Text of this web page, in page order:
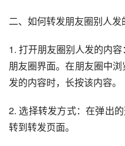
二、如何转发朋友圈别人发
1. 打开朋友圈别人发的内
朋友圈界面。在朋友圈中
发的内容时，长按该内容。
2. 选择转发方式：在弹出
转到转发页面。